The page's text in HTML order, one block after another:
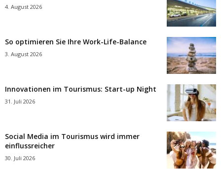
4. August 2026
So optimieren Sie Ihre Work-Life-Balance
3. August 2026
Innovationen im Tourismus: Start-up Night
31. Juli 2026
Social Media im Tourismus wird immer
einflussreicher
30. Juli 2026